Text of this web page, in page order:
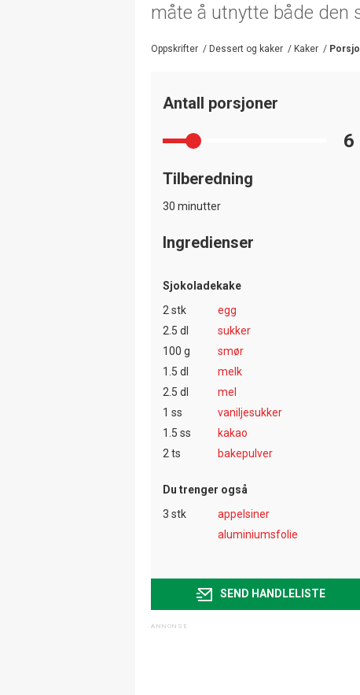
måte å utnytte både den
Oppskrifter / Dessert og kaker / Kaker /
Antall porsjoner
6
Tilberedning
30 minutter
Ingredienser
Sjokoladekake
2 stk
egg
2.5 dl
sukker
100 g
smør
1.5 dl
melk
2.5 dl
mel
1 ss
vaniljesukker
1.5 ss
kakao
2 ts
bakepulver
Du trenger også
3 stk
appelsiner
aluminiumsfolie
SEND HANDLELISTE